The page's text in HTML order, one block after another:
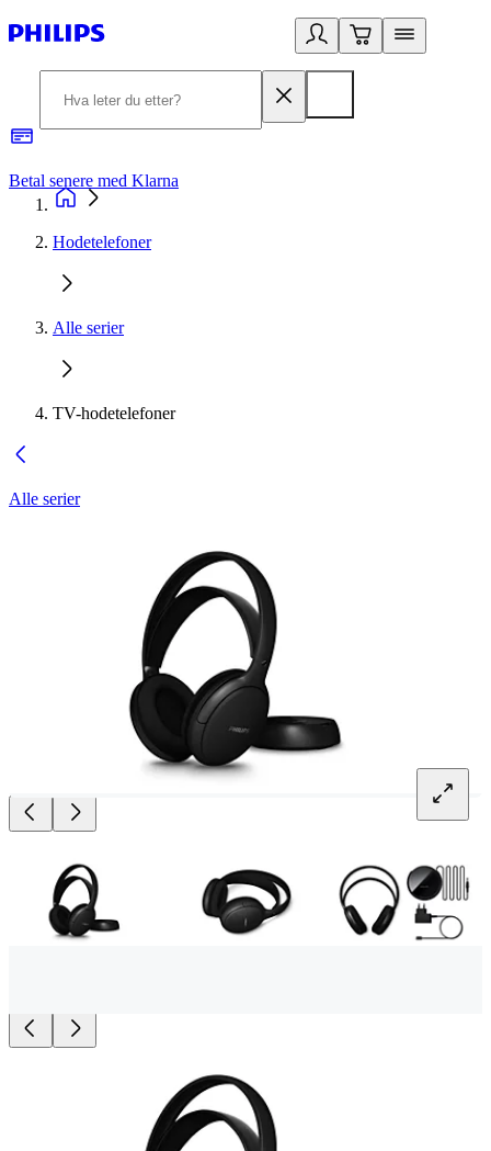
Betal senere med Klarna
Hodetelefoner
Alle serier
TV-hodetelefoner
Alle serier